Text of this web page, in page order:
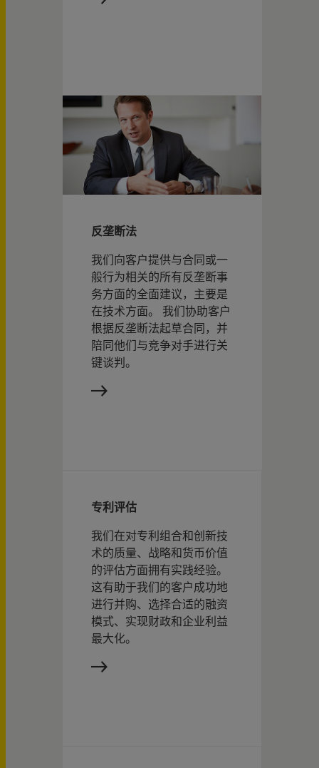
反垄断法
我们向客户提供与合同或一
般行为相关的所有反垄断事
务方面的全面建议，主要是
在技术方面。 我们协助客户
根据反垄断法起草合同，并
陪同他们与竞争对手进行关
键谈判。
专利评估
我们在对专利组合和创新技
术的质量、战略和货币价值
的评估方面拥有实践经验。
这有助于我们的客户成功地
进行并购、选择合适的融资
模式、实现财政和企业利益
最大化。